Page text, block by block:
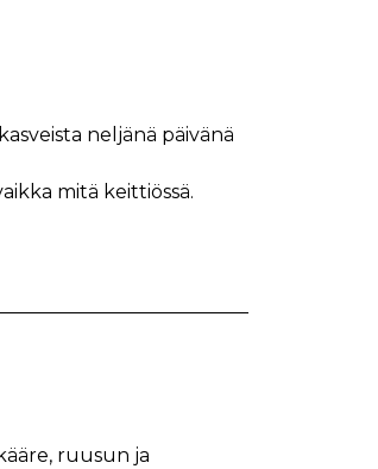
neljänä päivänä
mitä keittiössä.
ruusun ja